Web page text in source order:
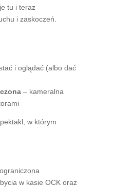
tu i teraz
i zaskoczeń.
i oglądać (albo dać
– kameralna
w którym
w kasie OCK oraz